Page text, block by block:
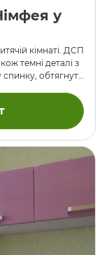
у
кімнаті. ДСП
темні деталі з
обтягнуту